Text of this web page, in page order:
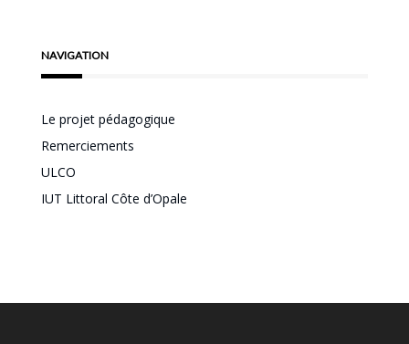
NAVIGATION
Le projet pédagogique
Remerciements
ULCO
IUT Littoral Côte d’Opale